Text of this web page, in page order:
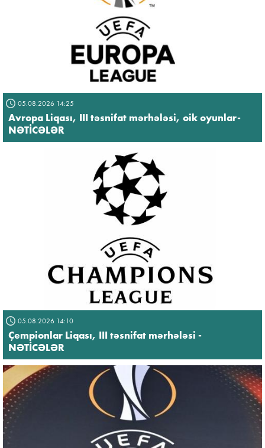
05.08.2026 14:25
Avropa Liqası, III təsnifat mərhələsi, oik oyunlar-
NƏTİCƏLƏR
05.08.2026 14:10
Çempionlar Liqası, III təsnifat mərhələsi -
NƏTİCƏLƏR